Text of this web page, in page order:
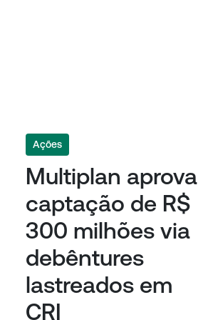
Ações
Multiplan aprova
captação de R$
300 milhões via
debêntures
lastreados em
CRI